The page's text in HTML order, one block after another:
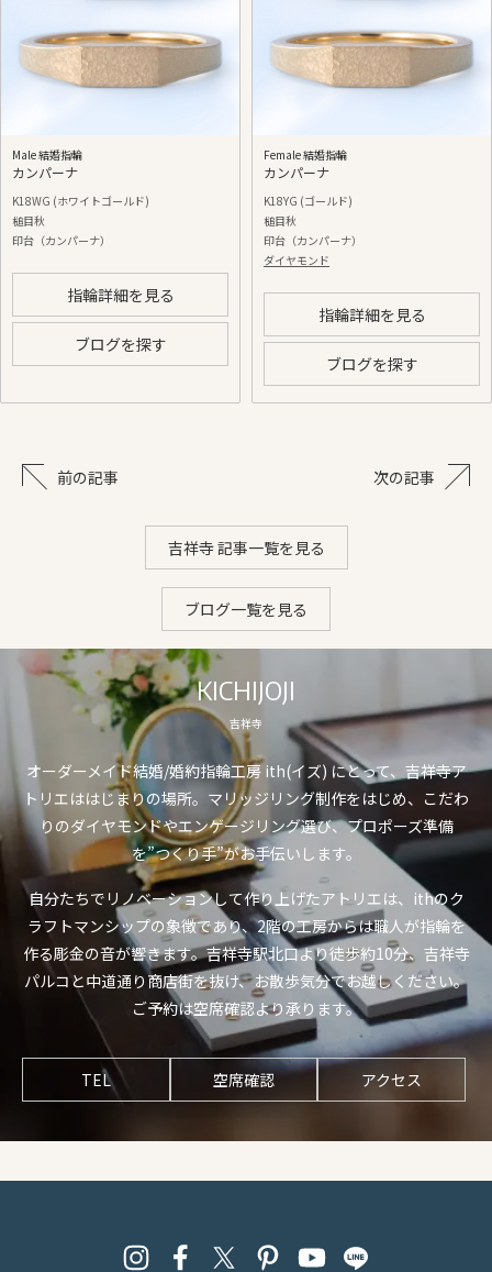
Male 結婚指輪
カンパーナ
K18WG (ホワイトゴールド)
槌目秋
印台（カンパーナ）
指輪詳細を見る
ブログを探す
Female 結婚指輪
カンパーナ
K18YG (ゴールド)
槌目秋
印台（カンパーナ）
ダイヤモンド
指輪詳細を見る
ブログを探す
前の記事 次の記事
吉祥寺 記事一覧を見る
ブログ一覧を見る
KICHIJOJI
吉祥寺
オーダーメイド結婚/婚約指輪工房 ith(イズ) にとって、吉祥寺ア
トリエははじまりの場所。マリッジリング制作をはじめ、こだわ
りのダイヤモンドやエンゲージリング選び、プロポーズ準備
を”つくり手”がお手伝いします。
自分たちでリノベーションして作り上げたアトリエは、ithのク
ラフトマンシップの象徴であり、2階の工房からは職人が指輪を
作る彫金の音が響きます。吉祥寺駅北口より徒歩約10分、吉祥寺
パルコと中道通り商店街を抜け、お散歩気分でお越しください。
ご予約は空席確認より承ります。
TEL 空席確認 アクセス